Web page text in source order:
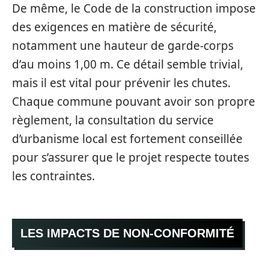
De même, le Code de la construction impose
des exigences en matière de sécurité,
notamment une hauteur de garde-corps
d’au moins 1,00 m. Ce détail semble trivial,
mais il est vital pour prévenir les chutes.
Chaque commune pouvant avoir son propre
règlement, la consultation du service
d’urbanisme local est fortement conseillée
pour s’assurer que le projet respecte toutes
les contraintes.
LES IMPACTS DE NON-CONFORMITÉ